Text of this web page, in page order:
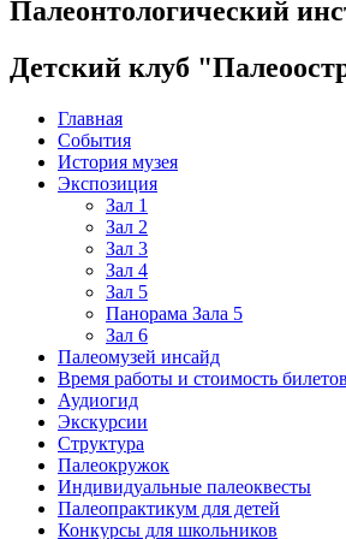
Палеонтологический
Детский клуб
Главная
События
История музея
Экспозиция
Зал 1
Зал 2
Зал 3
Зал 4
Зал 5
Панорама Зала 5
Зал 6
Палеомузей инсайд
Время работы и стоимость билетов
Аудиогид
Экскурсии
Структура
Палеокружок
Индивидуальные палеоквесты
Палеопрактикум для детей
Конкурсы для школьников